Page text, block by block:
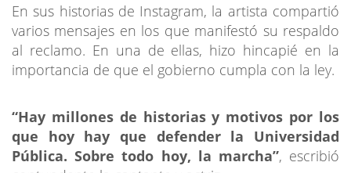
En sus historias de Instagram, la artista compartió
varios mensajes en los que manifestó su respaldo
al reclamo. En una de ellas, hizo hincapié en la
importancia de que el gobierno cumpla con la ley.
“Hay millones de historias y motivos por los
que hoy hay que defender la Universidad
Pública. Sobre todo hoy, la marcha”, escribió